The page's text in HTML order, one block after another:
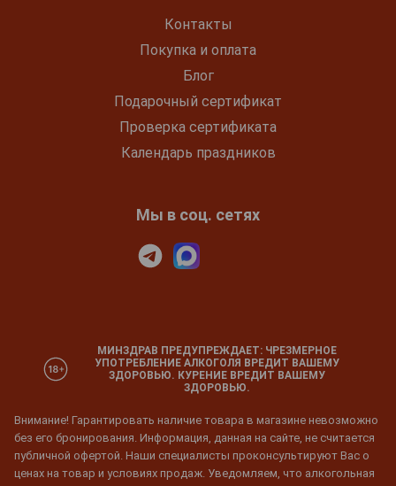
Контакты
Покупка и оплата
Блог
Подарочный сертификат
Проверка сертификата
Календарь праздников
Мы в соц. сетях
МИНЗДРАВ ПРЕДУПРЕЖДАЕТ: ЧРЕЗМЕРНОЕ
УПОТРЕБЛЕНИЕ АЛКОГОЛЯ ВРЕДИТ ВАШЕМУ
ЗДОРОВЬЮ. КУРЕНИЕ ВРЕДИТ ВАШЕМУ
ЗДОРОВЬЮ.
Внимание! Гарантировать наличие товара в магазине невозможно
без его бронирования. Информация, данная на сайте, не считается
публичной офертой. Наши специалисты проконсультируют Вас о
ценах на товар и условиях продаж. Уведомляем, что алкогольная